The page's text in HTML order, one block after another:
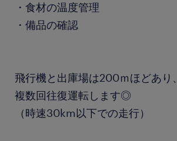
・食材の温度管理
・備品の確認
飛行機と出庫場は200ｍほどあり、
複数回往復運転します◎
（時速30km以下での走行）